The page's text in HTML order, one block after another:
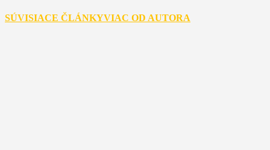
SÚVISIACE ČLÁNKYVIAC OD AUTORA